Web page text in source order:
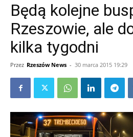
Będą kolejne
Rzeszowie, ale
kilka tygodni
Przez Rzeszów News - 30 marca 2015 19:29